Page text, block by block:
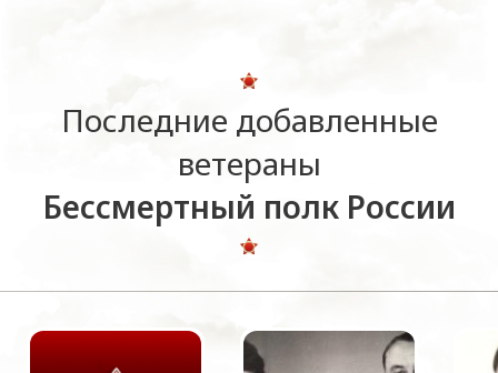
Последние добавленные
ветераны
Бессмертный полк России